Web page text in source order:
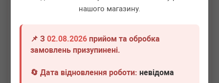
нашого магазину.
📌 З02.08.2026 прийом та обробка
замовлень призупинені.
🔄 Дата відновлення роботи:невідома
ADLER 6Q0201051J
Фільтр паливний VW Caddy 1.6 BiFuel/ 2.0 EcoFuel 04-
Немає в наявності